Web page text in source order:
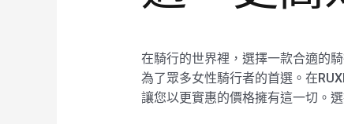
在騎行的世界裡，選擇一款合適的
為了眾多女性騎行者的首選。在
讓您以更實惠的價格擁有這一切。